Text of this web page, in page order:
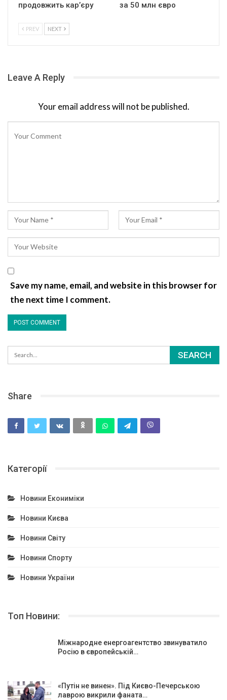
продовжить кар’єру за 50 млн євро
PREV NEXT
Leave A Reply
Your email address will not be published.
Save my name, email, and website in this browser for
the next time I comment.
Share
Категорії
Новини Екониміки
Новини Києва
Новини Світу
Новини Спорту
Новини України
Топ Новини:
Міжнародне енергоагентство звинуватило
Росію в європейській…
«Путін не винен». Під Києво-Печерською
лаврою викрили фаната…